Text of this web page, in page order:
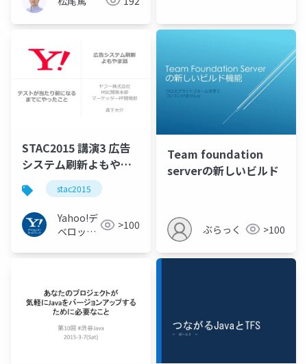
STAC2015 講演3 広告
システム刷新よもやま
話〜テストが当たり前
となるまでにやったこ
と #stac2015
stac2015
Yahoo!デ
ベロッパ
ワーク
>100
Team foundation
serverの新しいビルド
ぶらっく >100